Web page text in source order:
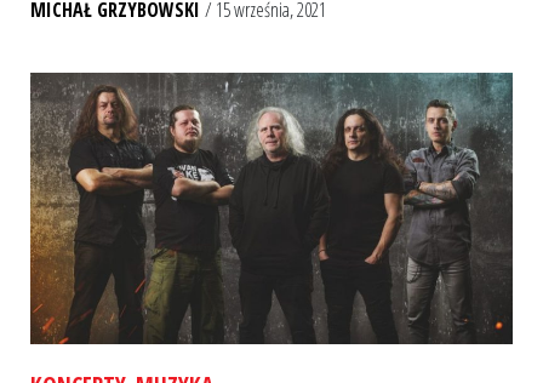
MICHAŁ GRZYBOWSKI / 15 września, 2021